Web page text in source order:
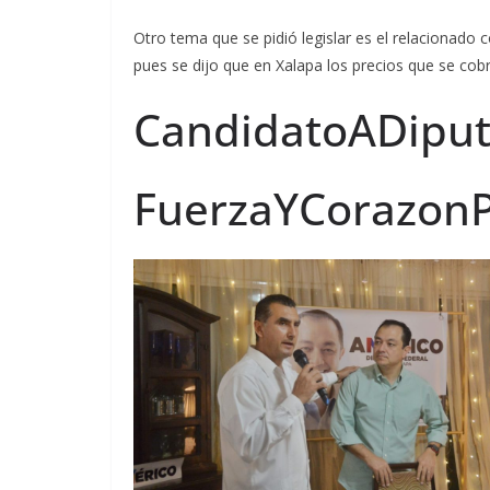
Otro tema que se pidió legislar es el relacionado
pues se dijo que en Xalapa los precios que se